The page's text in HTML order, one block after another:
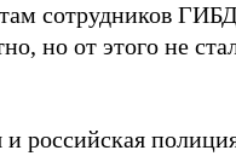
сотрудников
но от этого не
и российская